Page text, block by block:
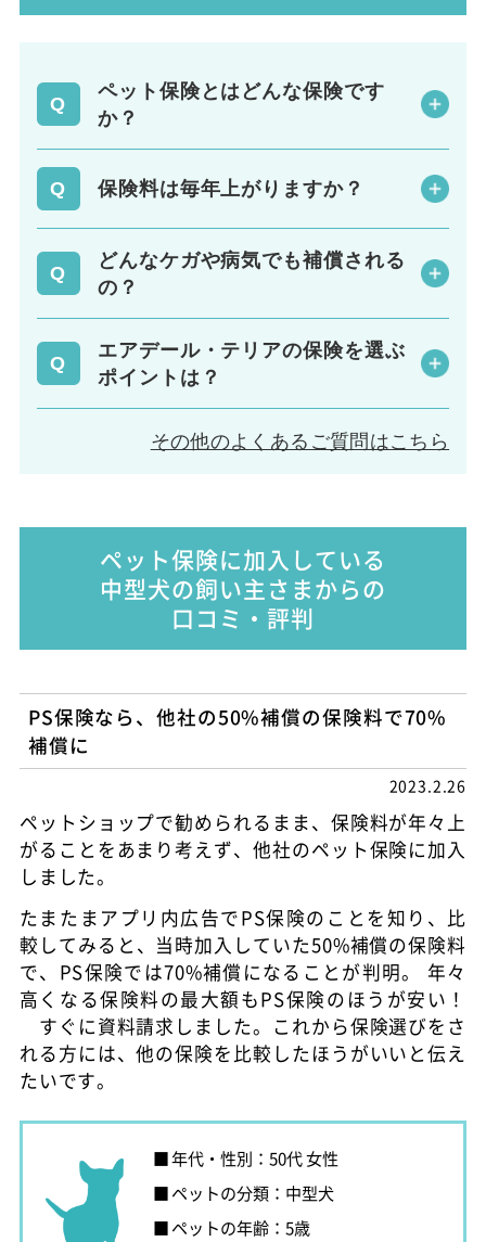
ペット保険とはどんな保険です
か？
保険料は毎年上がりますか？
どんなケガや病気でも補償される
の？
エアデール・テリアの保険を選ぶ
ポイントは？
その他のよくあるご質問はこちら
ペット保険に加入している
中型犬の飼い主さまからの
口コミ・評判
PS保険なら、他社の50%補償の保険料で70%
補償に
2023.2.26
ペットショップで勧められるまま、保険料が年々上
がることをあまり考えず、他社のペット保険に加入
しました。
たまたまアプリ内広告でPS保険のことを知り、比
較してみると、当時加入していた50%補償の保険料
で、PS保険では70%補償になることが判明。 年々
高くなる保険料の最大額もPS保険のほうが安い！
すぐに資料請求しました。これから保険選びをさ
れる方には、他の保険を比較したほうがいいと伝え
たいです。
年代・性別：50代 女性
ペットの分類：中型犬
ペットの年齢：5歳